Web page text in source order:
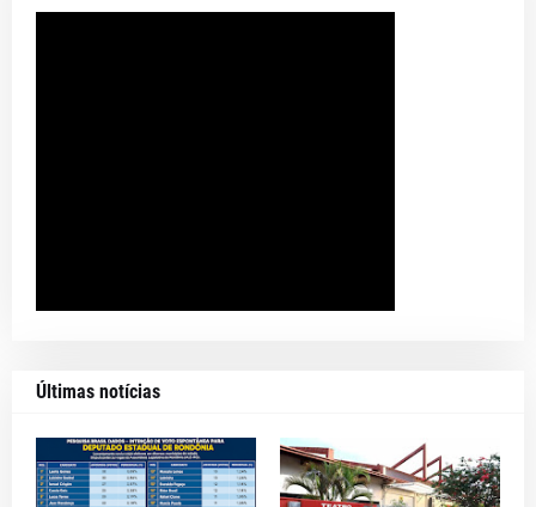
Últimas notícias